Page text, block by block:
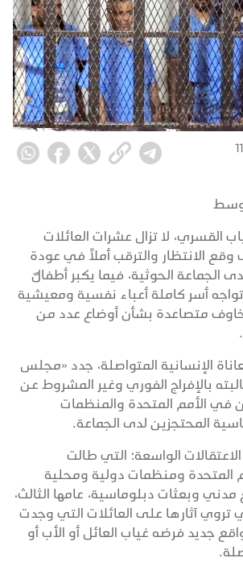
القسري، لا تزال عشرات العائلات
الانتظار والترقب أملاً في عودة
الجماعة الحوثية، فيما يكبر أطفالٌ
أسر كاملة أعباء نفسية ومعيشية
متصاعدة بشأن أوضاع عدد من
الإنسانية المتواصلة، جدد «مجلس
بالإفراج الفوري وغير المشروط عن
في الأمم المتحدة والمنظمات
المحتجزين لدى الجماعة.
الواسعة؛ التي طالت
ومنظمات دولية ومحلية
وبعثات دبلوماسية، عامها الثالث،
تروي آثارها على العائلات التي وجدت
جديد فرضه غياب العائل أو الأب أو